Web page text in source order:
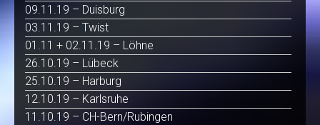
09.11.19 – Duisburg
03.11.19 – Twist
01.11 + 02.11.19 – Löhne
26.10.19 – Lübeck
25.10.19 – Harburg
12.10.19 – Karlsruhe
11.10.19 – CH-Bern/Rubingen